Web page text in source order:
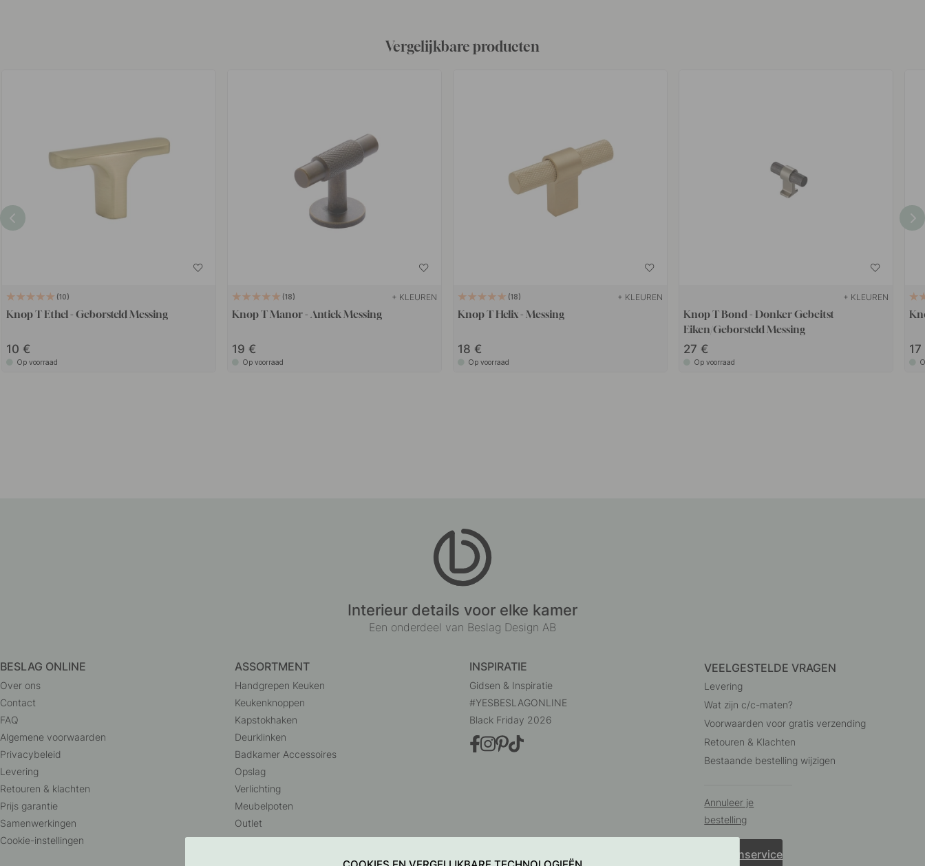
Vergelijkbare producten
10
Knop T Ethel - Geborsteld Messing
10
Op voorraad
18 + KLEUREN
Knop T Manor - Antiek Messing
19
Op voorraad
18 + KLEUREN
Knop T Helix - Messing
18
Op voorraad
+ KLEUREN
Knop T Bond - Donker Gebeitst
Eiken/Geborsteld Messing
27
Op voorraad
17
Interieur details voor elke kamer
Een onderdeel van Beslag Design AB
BESLAG ONLINE
Over ons
Contact
FAQ
Algemene voorwaarden
Privacybeleid
Levering
Retouren & klachten
Prijs garantie
Samenwerkingen
Cookie-instellingen
ASSORTMENT
Handgrepen Keuken
Keukenknoppen
Kapstokhaken
Deurklinken
Badkamer Accessoires
Opslag
Verlichting
Meubelpoten
Outlet
INSPIRATIE
Gidsen & Inspiratie
#YESBESLAGONLINE
Black Friday 2026
VEELGESTELDE VRAGEN
Levering
Wat zijn c/c-maten?
Voorwaarden voor gratis verzending
Retouren & Klachten
Bestaande bestelling wijzigen
Annuleer je
bestelling
Klantenservice